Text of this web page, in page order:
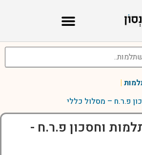
|
פ.ר.ח – מסלול כללי
וחסכון פ.ר.ח -